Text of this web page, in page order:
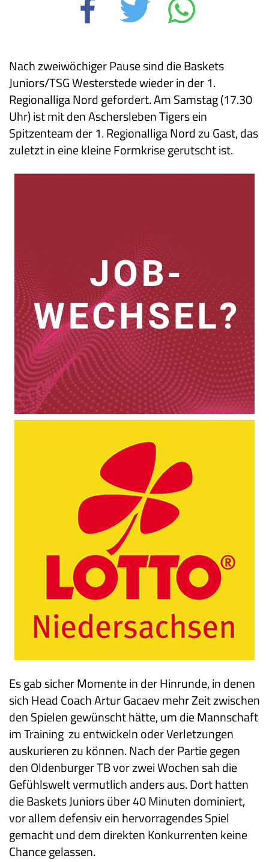
Nach zweiwöchiger Pause sind die Baskets
Juniors/TSG Westerstede wieder in der 1.
Regionalliga Nord gefordert. Am Samstag (17.30
Uhr) ist mit den Aschersleben Tigers ein
Spitzenteam der 1. Regionalliga Nord zu Gast, das
zuletzt in eine kleine Formkrise gerutscht ist.
Es gab sicher Momente in der Hinrunde, in denen
sich Head Coach Artur Gacaev mehr Zeit zwischen
den Spielen gewünscht hätte, um die Mannschaft
im Training zu entwickeln oder Verletzungen
auskurieren zu können. Nach der Partie gegen
den Oldenburger TB vor zwei Wochen sah die
Gefühlswelt vermutlich anders aus. Dort hatten
die Baskets Juniors über 40 Minuten dominiert,
vor allem defensiv ein hervorragendes Spiel
gemacht und dem direkten Konkurrenten keine
Chance gelassen.